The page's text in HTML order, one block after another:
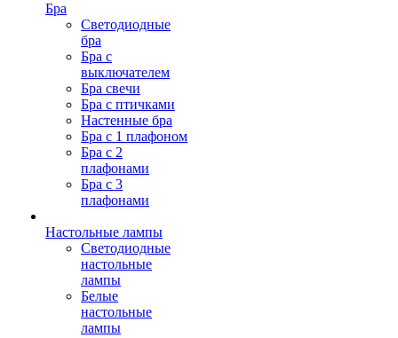
Бра
Светодиодные
бра
Бра с
выключателем
Бра свечи
Бра с птичками
Настенные бра
Бра с 1 плафоном
Бра с 2
плафонами
Бра с 3
плафонами
Настольные лампы
Светодиодные
настольные
лампы
Белые
настольные
лампы